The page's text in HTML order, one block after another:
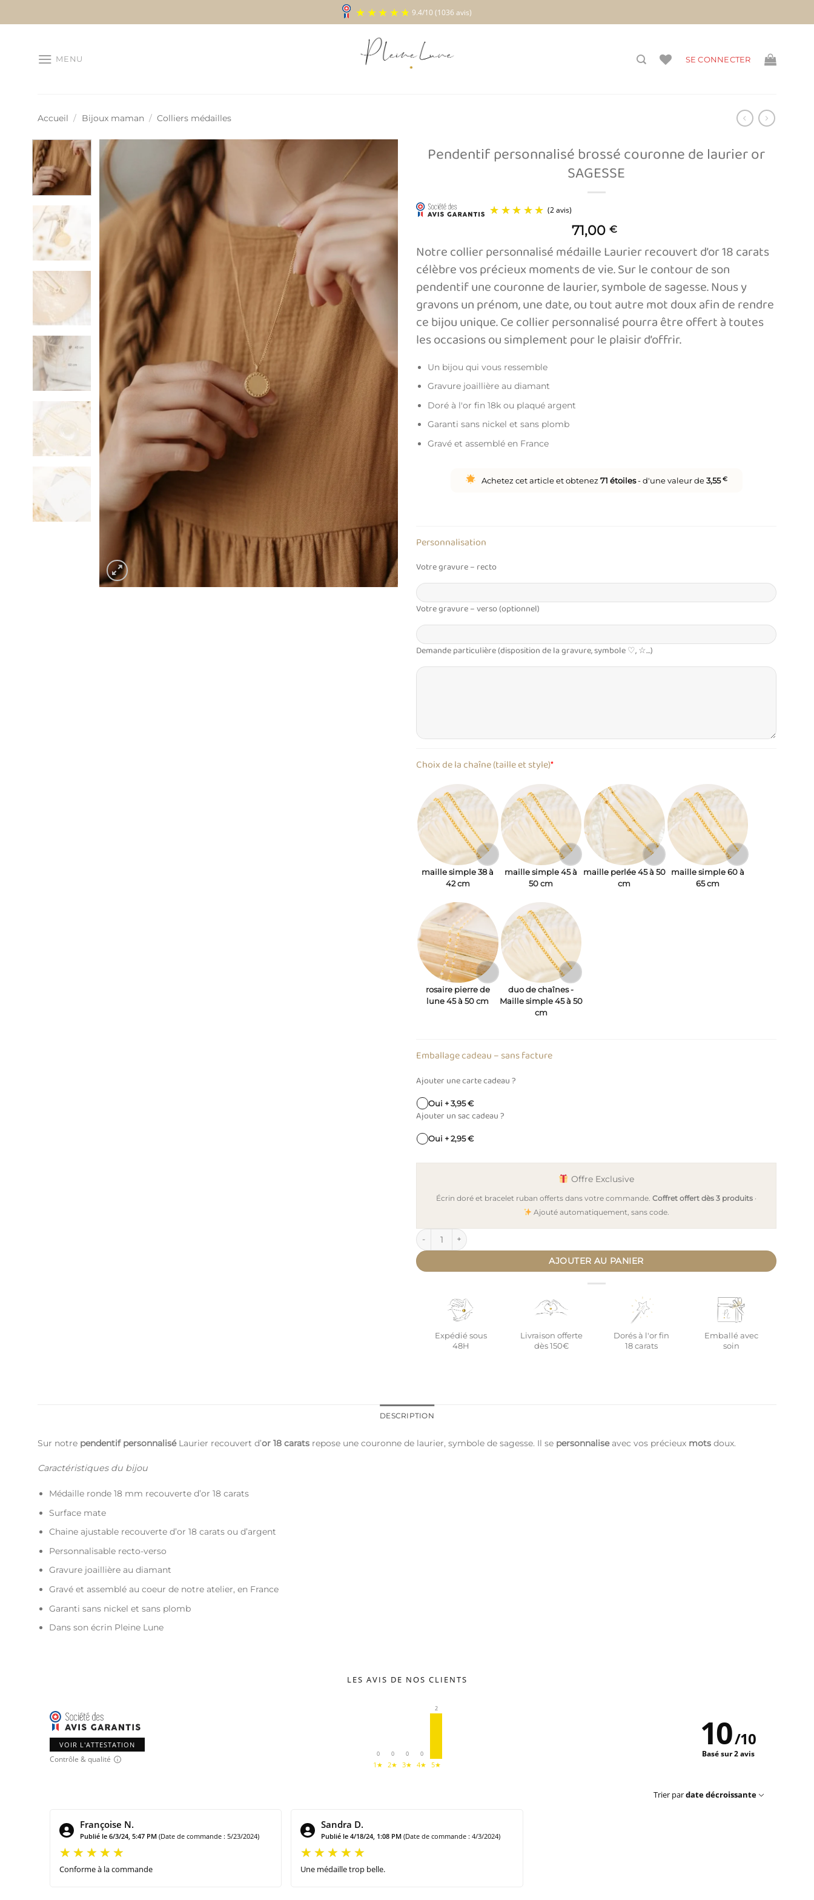
MENU SE CONNECTER
Accueil / Bijoux maman / Colliers médailles
à la liste
d’envies
Pendentif personnalisé brossé couronne de laurier or
SAGESSE
71,00 €
Notre collier personnalisé médaille Laurier recouvert d’or 18 carats
célèbre vos précieux moments de vie. Sur le contour de son
pendentif une couronne de laurier, symbole de sagesse. Nous y
gravons un prénom, une date, ou tout autre mot doux afin de rendre
ce bijou unique. Ce collier personnalisé pourra être offert à toutes
les occasions ou simplement pour le plaisir d’offrir.
Un bijou qui vous ressemble
Gravure joaillière au diamant
Doré à l'or fin 18k ou plaqué argent
Garanti sans nickel et sans plomb
Gravé et assemblé en France
Achetez cet article et obtenez 71 étoiles- d'une valeur de3,55€
Personnalisation
Votre gravure – recto
Votre gravure – verso (optionnel)
Demande particulière (disposition de la gravure, symbole ♡, ☆…)
*
Choix de la chaîne (taille et style)
maille simple 38 à
42 cm
maille simple 45 à
50 cm
maille perlée 45 à 50
cm
maille simple 60 à
65 cm
rosaire pierre de
lune 45 à 50 cm
duo de chaînes -
Maille simple 45 à 50
cm
Emballage cadeau – sans facture
Ajouter une carte cadeau ?
Oui + 3,95 €
Ajouter un sac cadeau ?
Oui + 2,95 €
Offre Exclusive
Écrin doré et bracelet ruban offerts dans votre commande. Coffret offert dès 3 produits ·
Ajouté automatiquement, sans code.
quantité de Pendentif personnalisé brossé couronne de laurier or SAGESSE
AJOUTER AU PANIER
Expédié sous
48H
Livraison offerte
dès 150€
Dorés à l'or fin
18 carats
Emballé avec
soin
DESCRIPTION
Sur notre pendentif personnaliséLaurier recouvert d’or 18 carats repose une couronne de laurier, symbole de sagesse. Il se personnaliseavec vos précieux mots doux.
Caractéristiques du bijou
Médaille ronde 18 mm recouverte d’or 18 carats
Surface mate
Chaine ajustable recouverte d’or 18 carats ou d’argent
Personnalisable recto-verso
Gravure joaillière au diamant
Gravé et assemblé au coeur de notre atelier, en France
Garanti sans nickel et sans plomb
Dans son écrin Pleine Lune
LES AVIS DE NOS CLIENTS
VOIR L'ATTESTATION
Contrôle & qualité
0
1★
0
2★
0
3★
0
4★
2
5★
10/10
Basé sur 2 avis
Trier pardate décroissante
Françoise N.
Publié le 6/3/24, 5:47 PM (Date de commande : 5/23/2024)
Conforme à la commande
Sandra D.
Publié le 4/18/24, 1:08 PM (Date de commande : 4/3/2024)
Une médaille trop belle.